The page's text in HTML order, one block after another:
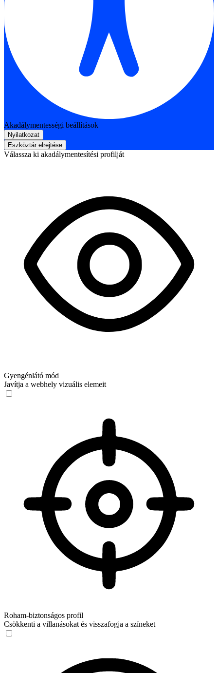
Akadálymentességi beállítások
Nyilatkozat
Eszköztár elrejtése
Válassza ki akadálymentesítési profilját
Gyengénlátó mód
Javítja a webhely vizuális elemeit
Roham‑biztonságos profil
Csökkenti a villanásokat és visszafogja a színeket